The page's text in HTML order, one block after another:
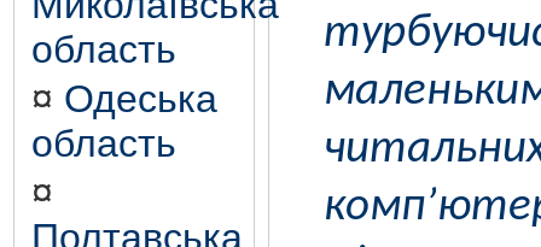
область
¤ Одеська
область
¤
Полтавська